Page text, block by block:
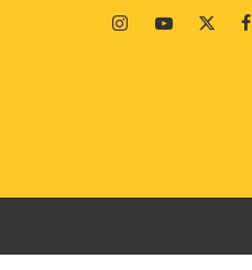
Facebook
Twitter
Youtube
Instagram